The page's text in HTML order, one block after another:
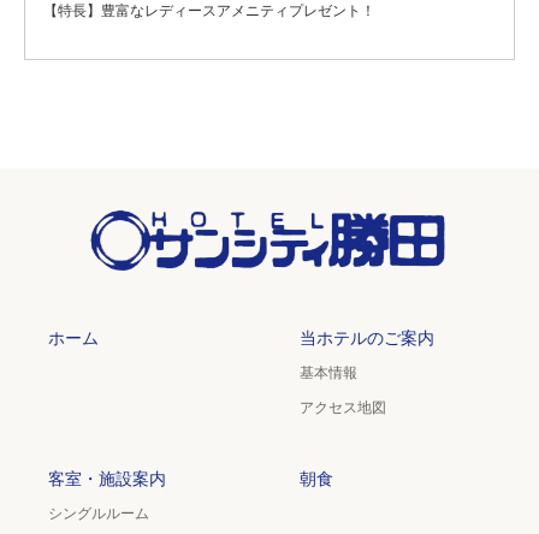
【特長】豊富なレディースアメニティプレゼント！
ホーム 当ホテルのご案内
基本情報
アクセス地図
客室・施設案内
シングルルーム
朝食